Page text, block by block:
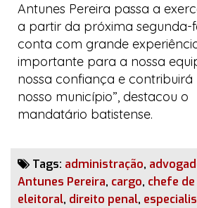
Antunes Pereira passa a
a partir da próxima segunda-
conta com grande
importante para a nossa
nossa confiança e
nosso município”, destacou o
mandatário batistense.
Tags: administração,
Antunes Pereira, cargo, chefe
eleitoral, direito penal,